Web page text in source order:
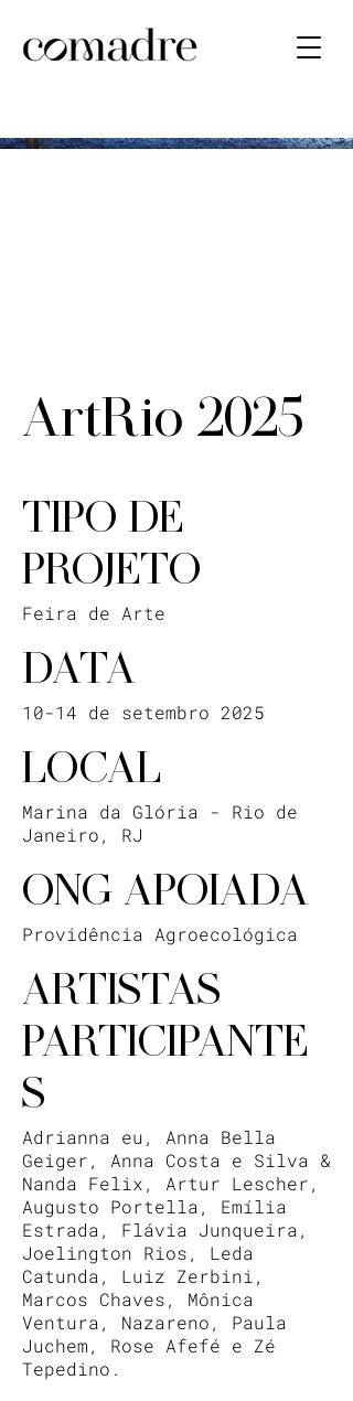
ArtRio 2025
TIPO DE
PROJETO
Feira de Arte
DATA
10-14 de setembro 2025
LOCAL
Marina da Glória - Rio de
Janeiro, RJ
ONG APOIADA
Providência Agroecológica
ARTISTAS
PARTICIPANTE
S
Adrianna eu, Anna Bella
Geiger, Anna Costa e Silva &
Nanda Felix, Artur Lescher,
Augusto Portella, Emília
Estrada, Flávia Junqueira,
Joelington Rios, Leda
Catunda, Luiz Zerbini,
Marcos Chaves, Mônica
Ventura, Nazareno, Paula
Juchem, Rose Afefé e Zé
Tepedino.